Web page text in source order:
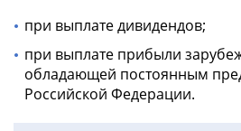
при выплате дивидендов;
при выплате прибыли
обладающей постоянным
Российской Федерации.